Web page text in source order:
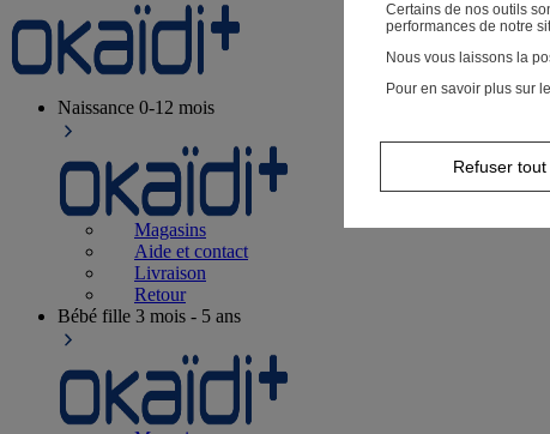
Naissance 0-12 mois
Magasins
Aide et contact
Livraison
Retour
Bébé fille 3 mois - 5 ans
Certains de nos outils
performances de notre
Nous vous laissons la
Pour en savoir plus sur
Refuser tout